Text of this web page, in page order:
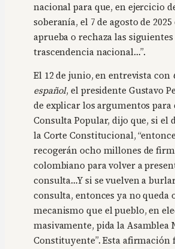
nacional para que, en ejercicio
soberanía, el 7 de agosto de 2025
aprueba o rechaza las
trascendencia nacional…”.
El 12 de junio, en entrevista con
español, el presidente Gustavo
de explicar los argumentos para
Consulta Popular, dijo que, si el
la Corte Constitucional,
recogerán ocho millones de
colombiano para volver a
consulta…Y si se vuelven a
consulta, entonces ya no queda
mecanismo que el pueblo, en
masivamente, pida la Asamblea
Constituyente”. Esta afirmación